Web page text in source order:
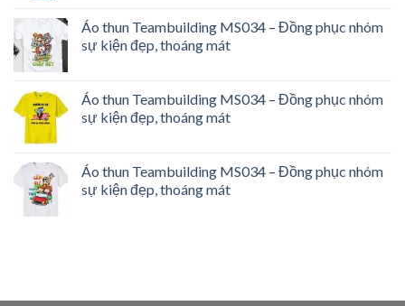
Áo thun Teambuilding MS034 – Đồng phục nhóm
sự kiện đẹp, thoáng mát
Áo thun Teambuilding MS034 – Đồng phục nhóm
sự kiện đẹp, thoáng mát
Áo thun Teambuilding MS034 – Đồng phục nhóm
sự kiện đẹp, thoáng mát